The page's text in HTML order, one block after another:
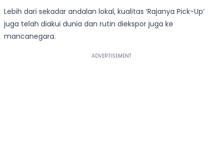
Lebih dari sekadar andalan lokal, kualitas ‘Rajanya Pick-Up’
juga telah diakui dunia dan rutin diekspor juga ke
mancanegara.